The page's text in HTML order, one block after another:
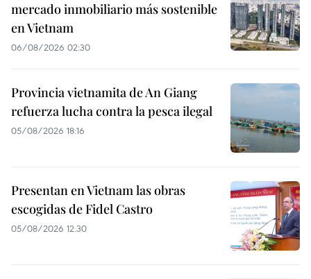
mercado inmobiliario más sostenible
en Vietnam
06/08/2026 02:30
Provincia vietnamita de An Giang
refuerza lucha contra la pesca ilegal
05/08/2026 18:16
Presentan en Vietnam las obras
escogidas de Fidel Castro
05/08/2026 12:30